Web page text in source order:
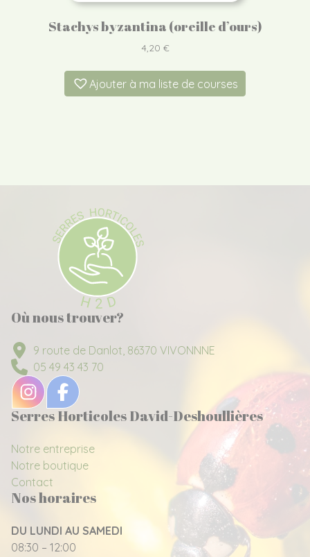
Stachys byzantina (oreille d’ours)
4,20 €
Ajouter à ma liste de courses
Où nous trouver?
9 route de Danlot, 86370 VIVONNNE
05 49 43 43 70
Serres Horticoles David-Deshoullières
Notre entreprise
Notre boutique
Contact
Nos horaires
DU LUNDI AU SAMEDI
08:30 – 12:00